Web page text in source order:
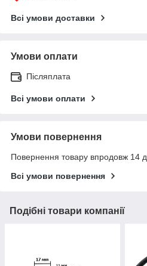
Всі умови доставки
Умови оплати
Післяплата
Всі умови оплати
Умови повернення
Повернення товару впродовж 14
Всі умови повернення
Подібні товари компанії